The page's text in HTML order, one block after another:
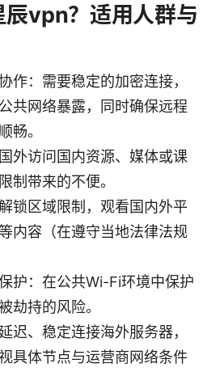
辰vpn？适用人群与
作：需要稳定的加密连接，
共网络暴露，同时确保远程
畅。
外访问国内资源、媒体或课
制带来的不便。
锁区域限制，观看国内外平
内容（在遵守当地法律法规
护：在公共Wi-Fi环境中保护
劫持的风险。
迟、稳定连接海外服务器，
具体节点与运营商网络条件